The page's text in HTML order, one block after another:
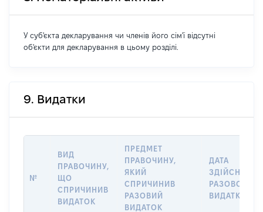
У суб'єкта декларування чи членів його сім'ї відсутні
об'єкти для декларування в цьому розділі.
9. Видатки
№
ВИД
ПРАВОЧИНУ,
ЩО
СПРИЧИНИВ
ВИДАТОК
ПРЕДМЕТ
ПРАВОЧИНУ,
ЯКИЙ
СПРИЧИНИВ
РАЗОВИЙ
ВИДАТОК
ДАТА
ЗДІЙСНЕННЯ
РАЗОВОГО
ВИДАТКУ